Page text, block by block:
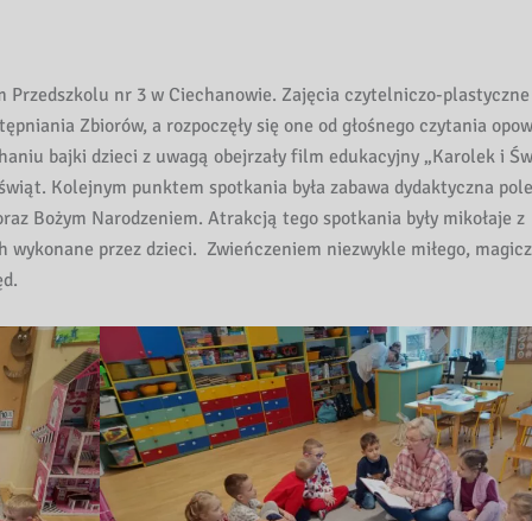
Przedszkolu nr 3 w Ciechanowie. Zajęcia czytelniczo-plastyczne
Zbiorów, a rozpoczęły się one od głośnego czytania
bajki dzieci z uwagą obejrzały film edukacyjny „Karolek i
Kolejnym punktem spotkania była zabawa dydaktyczna
Bożym Narodzeniem. Atrakcją tego spotkania były mikołaje z
przez dzieci. Zwieńczeniem niezwykle miłego,